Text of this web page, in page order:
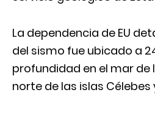
La dependencia de EU
del sismo fue ubicado a
profundidad en el mar de
norte de las islas Célebes